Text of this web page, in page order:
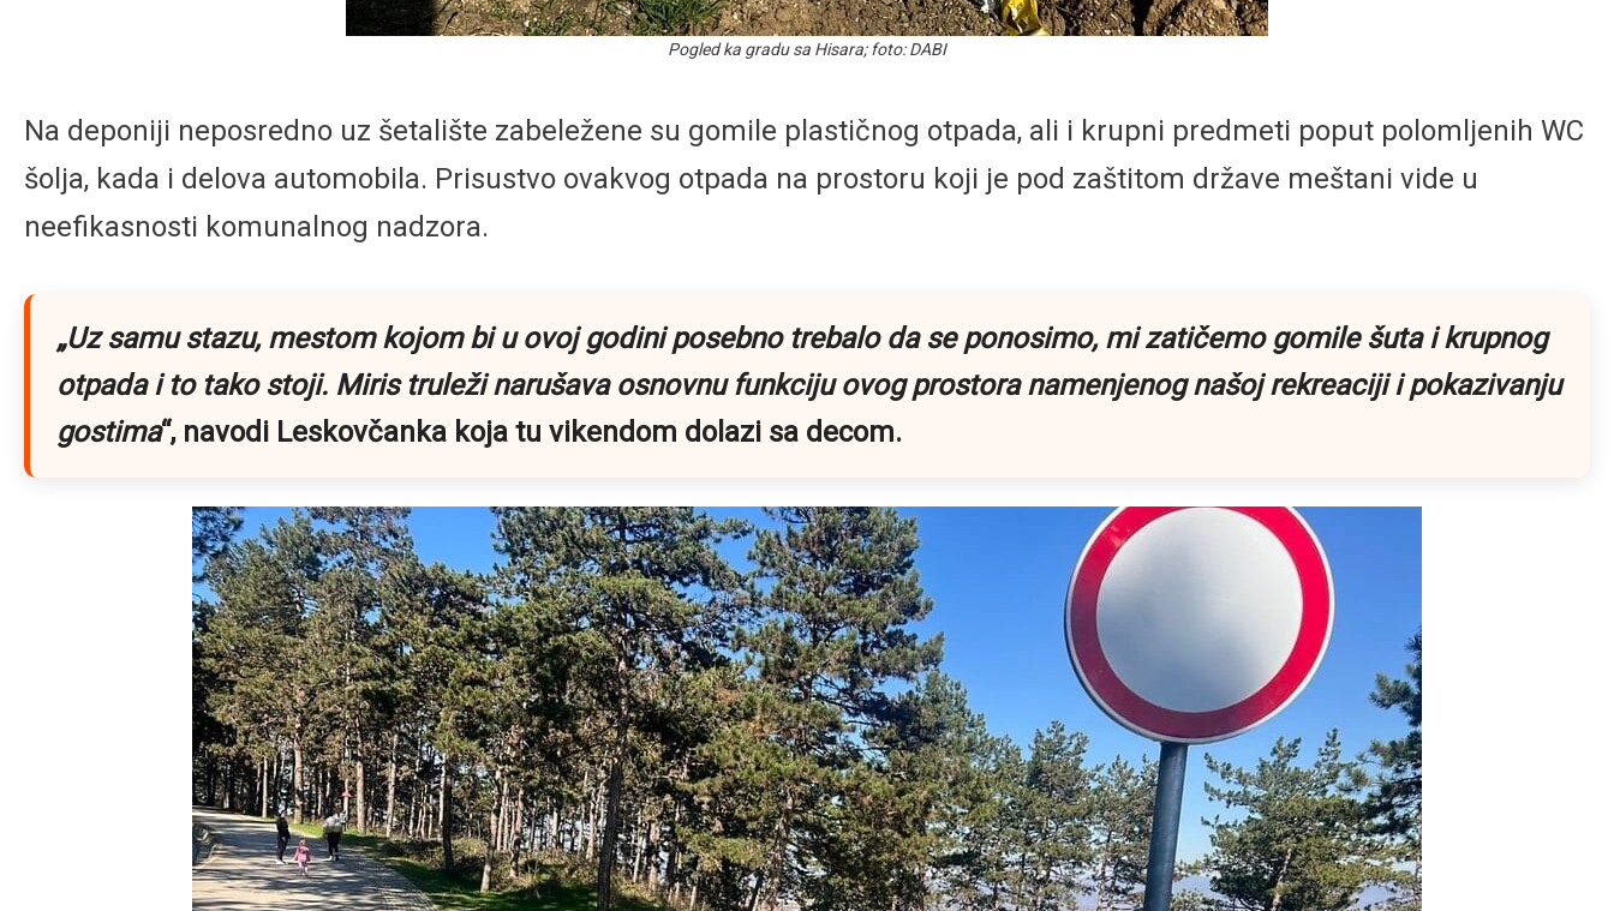
Pogled ka gradu sa Hisara; foto: DABI
Na deponiji neposredno uz šetalište zabeležene su gomile plastičnog otpada, ali i krupni predmeti poput polomljenih WC
šolja, kada i delova automobila. Prisustvo ovakvog otpada na prostoru koji je pod zaštitom države meštani vide u
neefikasnosti komunalnog nadzora.
„Uz samu stazu, mestom kojom bi u ovoj godini posebno trebalo da se ponosimo, mi zatičemo gomile šuta i krupnog
otpada i to tako stoji. Miris truleži narušava osnovnu funkciju ovog prostora namenjenog našoj rekreaciji i pokazivanju
gostima“, navodi Leskovčanka koja tu vikendom dolazi sa decom.